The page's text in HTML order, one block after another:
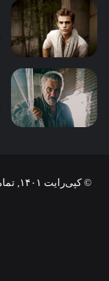
© کپی‌رایت ۱۴۰۱, تمامی حقوق وب سایت متعلق به کاشمر سلام می باشد |